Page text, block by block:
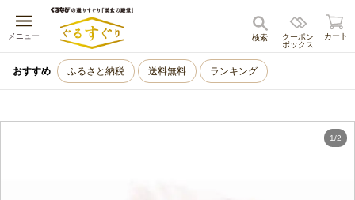
メニュー
キャンセル
クーポン
ボックス
検索 カート
おすすめ ふるさと納税 送料無料 ランキング
1/2